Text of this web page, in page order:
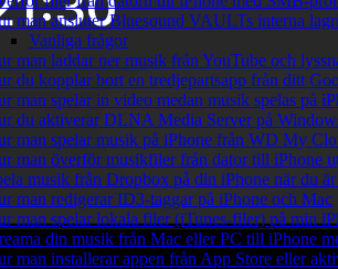
man ansluter Bluesound VAULTs interna
Vanliga frågor
man laddar ner musik från YouTube och
du kopplar bort en tredjepartsapp från ditt
man spelar in video medan musik spelas på
du aktiverar DLNA Media Server på
man spelar musik på iPhone från WD My
man överför musikfiler från dator till iPhone
musik från Dropbox på din iPhone när du
man redigerar ID3-taggar på iPhone och Mac
man spelar lokala filer (iTunes-filer) på min
din musik från Mac eller PC till iPhone
man installerar appen från App Store eller